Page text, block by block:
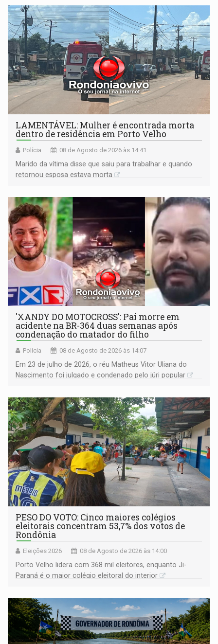
territoriais e sociais
LAMENTÁVEL: Mulher é encontrada morta
dentro de residência em Porto Velho
Polícia 08 de Agosto de 2026 às 14:41
Marido da vítima disse que saiu para trabalhar e quando
retornou esposa estava morta
'XANDY DO MOTOCROSS': Pai morre em
acidente na BR-364 duas semanas após
condenação do matador do filho
Polícia 08 de Agosto de 2026 às 14:07
Em 23 de julho de 2026, o réu Matheus Vitor Uliana do
Nascimento foi julgado e condenado pelo júri popular
PESO DO VOTO: Cinco maiores colégios
eleitorais concentram 53,7% dos votos de
Rondônia
Eleições 2026 08 de Agosto de 2026 às 14:00
Porto Velho lidera com 368 mil eleitores, enquanto Ji-
Paraná é o maior colégio eleitoral do interior